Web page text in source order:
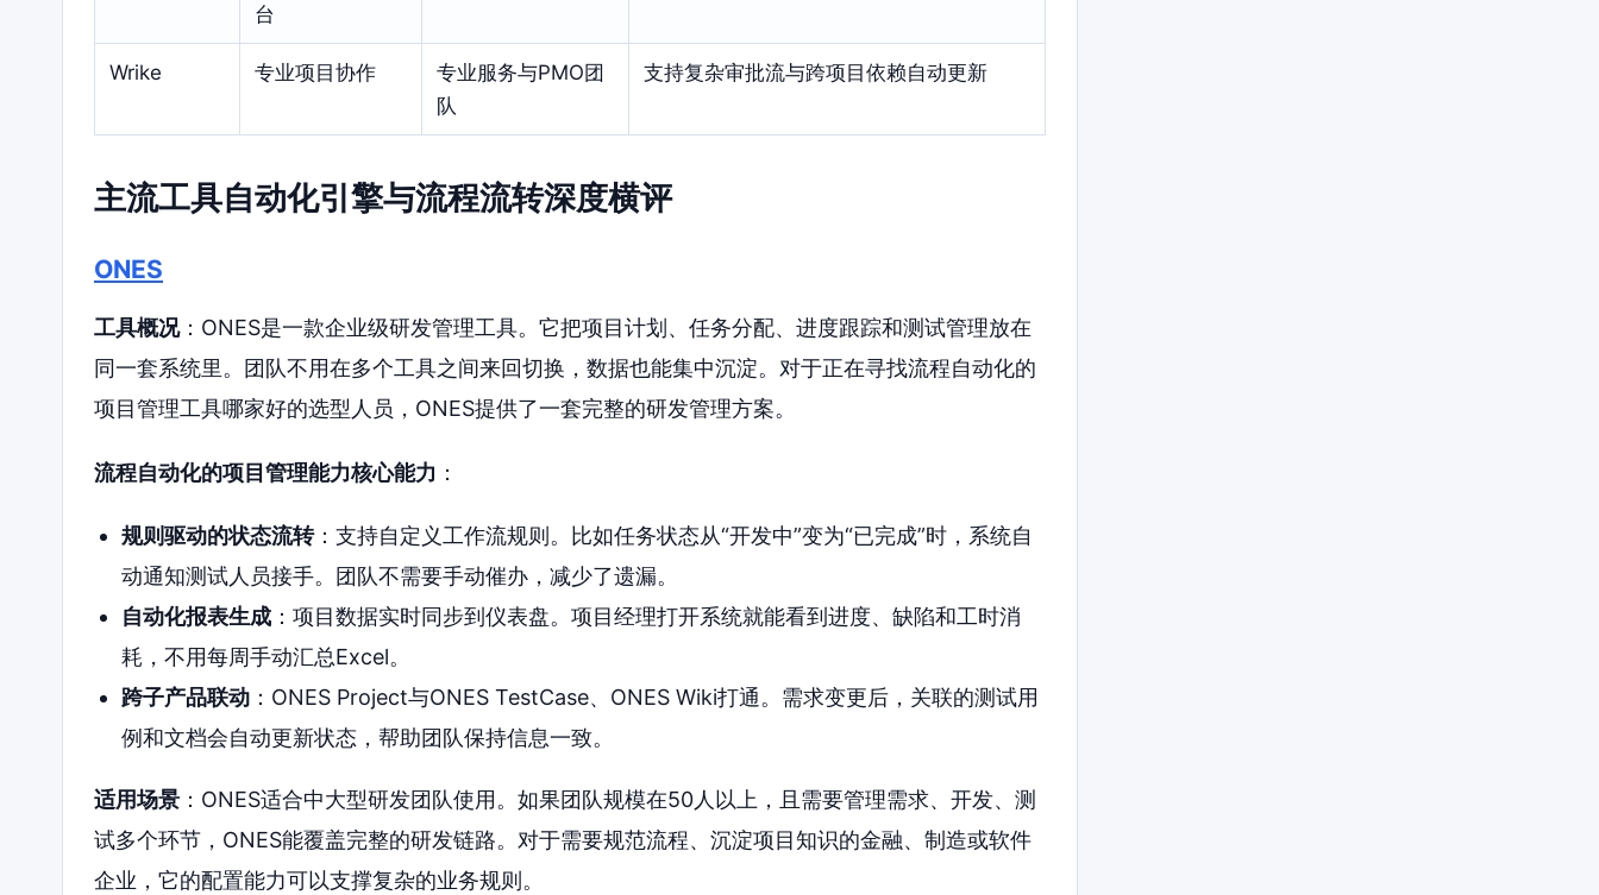
台
Wrike 专业项目协作
专业服务与PMO团
队
支持复杂审批流与跨项目依赖自动更新
主流工具自动化引擎与流程流转深度横评
ONES
工具概况：ONES是一款企业级研发管理工具。它把项目计划、任务分配、进度跟踪和测试管理放在
同一套系统里。团队不用在多个工具之间来回切换，数据也能集中沉淀。对于正在寻找流程自动化的
项目管理工具哪家好的选型人员，ONES提供了一套完整的研发管理方案。
流程自动化的项目管理能力核心能力 ：
规则驱动的状态流转：支持自定义工作流规则。比如任务状态从“开发中”变为“已完成”时，系统自
动通知测试人员接手。团队不需要手动催办，减少了遗漏。
自动化报表生成：项目数据实时同步到仪表盘。项目经理打开系统就能看到进度、缺陷和工时消
耗，不用每周手动汇总Excel。
跨子产品联动：ONES Project与ONES TestCase、ONES Wiki打通。需求变更后，关联的测试用
例和文档会自动更新状态，帮助团队保持信息一致。
适用场景 ：ONES适合中大型研发团队使用。如果团队规模在50人以上，且需要管理需求、开发、测
试多个环节，ONES能覆盖完整的研发链路。对于需要规范流程、沉淀项目知识的金融、制造或软件
企业，它的配置能力可以支撑复杂的业务规则。